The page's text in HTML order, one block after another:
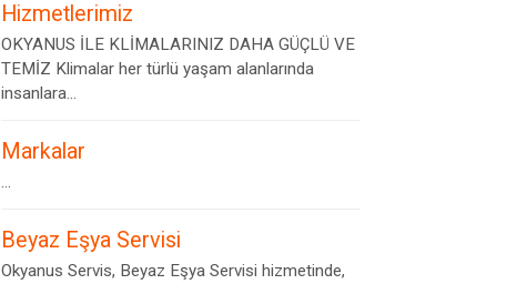
Hizmetlerimiz
OKYANUS İLE KLİMALARINIZ DAHA GÜÇLÜ VE
TEMİZ Klimalar her türlü yaşam alanlarında
insanlara...
Markalar
...
Beyaz Eşya Servisi
Okyanus Servis, Beyaz Eşya Servisi hizmetinde,